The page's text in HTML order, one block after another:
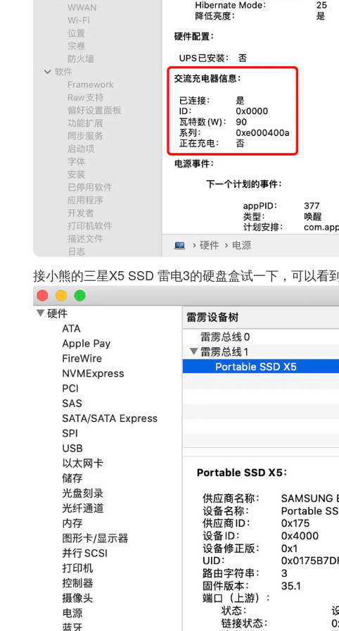
接小熊的三星X5 SSD 雷电3的硬盘盒试一下，可以看